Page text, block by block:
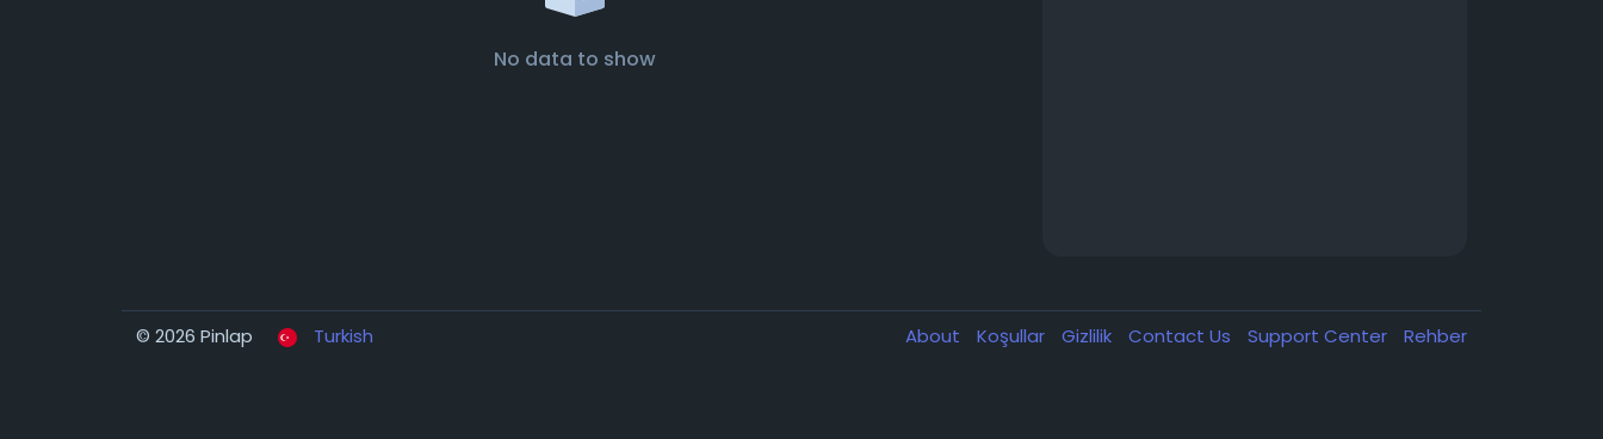
No data to show
© 2026 Pinlap Turkish About Koşullar Gizlilik Contact Us Support Center Rehber